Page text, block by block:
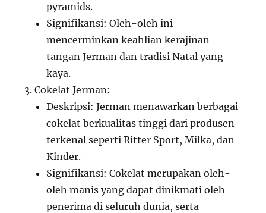
pyramids.
Signifikansi: Oleh-oleh ini
mencerminkan keahlian kerajinan
tangan Jerman dan tradisi Natal yang
kaya.
Cokelat Jerman:
Deskripsi: Jerman menawarkan berbagai
cokelat berkualitas tinggi dari produsen
terkenal seperti Ritter Sport, Milka, dan
Kinder.
Signifikansi: Cokelat merupakan oleh-
oleh manis yang dapat dinikmati oleh
penerima di seluruh dunia, serta